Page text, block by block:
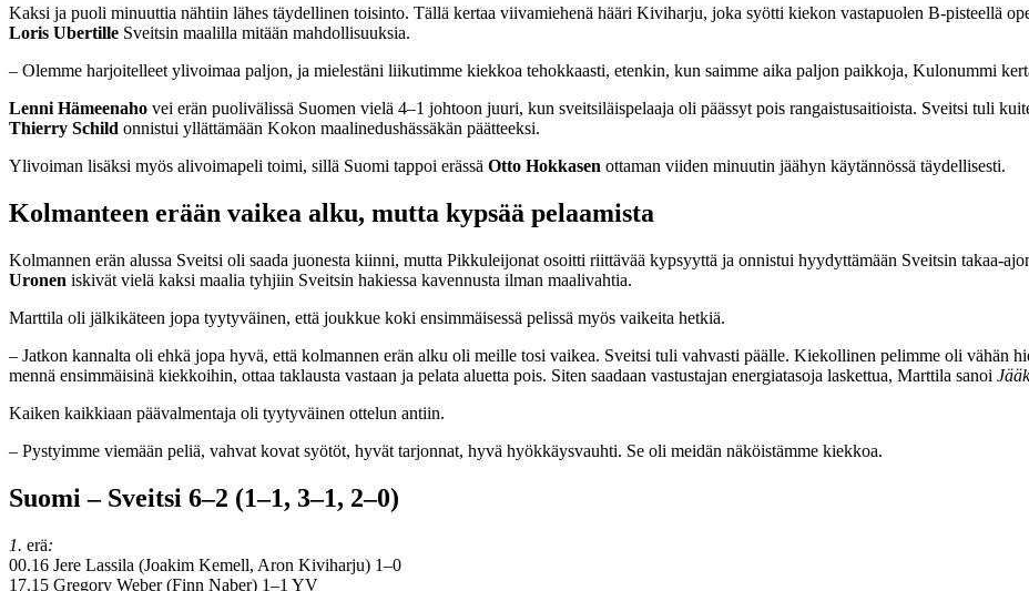
Kaksi ja puoli minuuttia nähtiin lähes täydellinen toisinto. Tällä kertaa viivamiehenä hääri Kiviharju, joka syötti kiekon vastapuolen B-pisteellä
Loris Ubertille Sveitsin maalilla mitään mahdollisuuksia.
– Olemme harjoitelleet ylivoimaa paljon, ja mielestäni liikutimme kiekkoa tehokkaasti, etenkin, kun saimme aika paljon paikkoja, Kulonummi
Lenni Hämeenaho vei erän puolivälissä Suomen vielä 4–1 johtoon juuri, kun sveitsiläispelaaja oli päässyt pois rangaistusaitioista. Sveitsi tuli
Thierry Schild onnistui yllättämään Kokon maalinedushässäkän päätteeksi.
Ylivoiman lisäksi myös alivoimapeli toimi, sillä Suomi tappoi erässä Otto Hokkasen ottaman viiden minuutin jäähyn käytännössä täydellisesti.
Kolmanteen erään vaikea alku, mutta kypsää pelaamista
Kolmannen erän alussa Sveitsi oli saada juonesta kiinni, mutta Pikkuleijonat osoitti riittävää kypsyyttä ja onnistui hyydyttämään Sveitsin takaa-
Uronen iskivät vielä kaksi maalia tyhjiin Sveitsin hakiessa kavennusta ilman maalivahtia.
Marttila oli jälkikäteen jopa tyytyväinen, että joukkue koki ensimmäisessä pelissä myös vaikeita hetkiä.
– Jatkon kannalta oli ehkä jopa hyvä, että kolmannen erän alku oli meille tosi vaikea. Sveitsi tuli vahvasti päälle. Kiekollinen pelimme oli vähän
mennä ensimmäisinä kiekkoihin, ottaa taklausta vastaan ja pelata aluetta pois. Siten saadaan vastustajan energiatasoja laskettua, Marttila sanoi
Kaiken kaikkiaan päävalmentaja oli tyytyväinen ottelun antiin.
– Pystyimme viemään peliä, vahvat kovat syötöt, hyvät tarjonnat, hyvä hyökkäysvauhti. Se oli meidän näköistämme kiekkoa.
Suomi – Sveitsi 6–2 (1–1, 3–1, 2–0)
1. erä:
00.16 Jere Lassila (Joakim Kemell, Aron Kiviharju) 1–0
17.15 Gregory Weber (Finn Naber) 1–1 YV